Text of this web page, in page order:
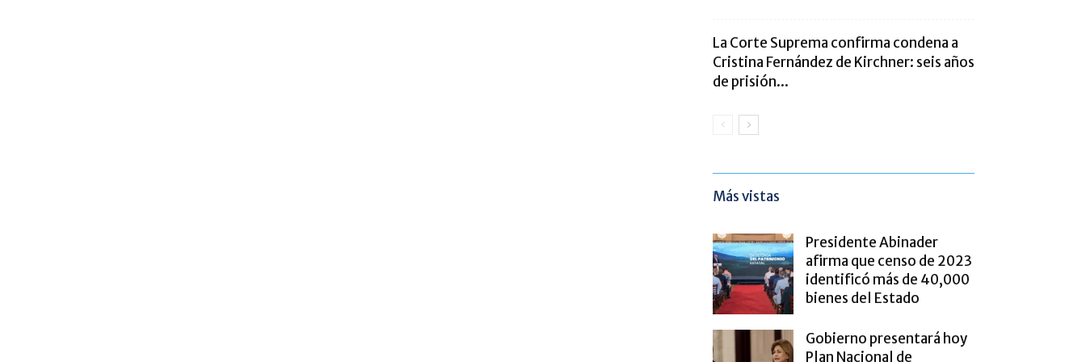
La Corte Suprema confirma condena a
Cristina Fernández de Kirchner: seis años
de prisión...
Más vistas
Presidente Abinader
afirma que censo de 2023
identificó más de 40,000
bienes del Estado
Gobierno presentará hoy
Plan Nacional de